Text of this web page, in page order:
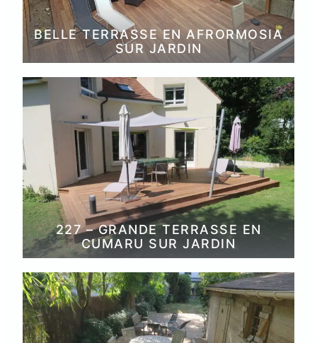
BELLE TERRASSE EN AFRORMOSIA
SUR JARDIN
227 – GRANDE TERRASSE EN
CUMARU SUR JARDIN